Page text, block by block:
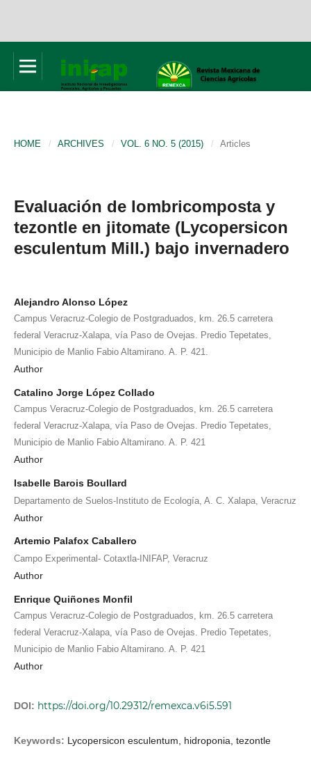
HOME / ARCHIVES / VOL. 6 NO. 5 (2015) / Articles
Evaluación de lombricomposta y
tezontle en jitomate (Lycopersicon
esculentum Mill.) bajo invernadero
Alejandro Alonso López
Campus Veracruz-Colegio de Postgraduados, km. 26.5 carretera
federal Veracruz-Xalapa, vía Paso de Ovejas. Predio Tepetates,
Municipio de Manlio Fabio Altamirano. A. P. 421.
Author
Catalino Jorge López Collado
Campus Veracruz-Colegio de Postgraduados, km. 26.5 carretera
federal Veracruz-Xalapa, vía Paso de Ovejas. Predio Tepetates,
Municipio de Manlio Fabio Altamirano. A. P. 421
Author
Isabelle Barois Boullard
Departamento de Suelos-Instituto de Ecología, A. C. Xalapa, Veracruz
Author
Artemio Palafox Caballero
Campo Experimental- Cotaxtla-INIFAP, Veracruz
Author
Enrique Quiñones Monfil
Campus Veracruz-Colegio de Postgraduados, km. 26.5 carretera
federal Veracruz-Xalapa, vía Paso de Ovejas. Predio Tepetates,
Municipio de Manlio Fabio Altamirano. A. P. 421
Author
DOI: https://doi.org/10.29312/remexca.v6i5.591
Keywords: Lycopersicon esculentum, hidroponia, tezontle